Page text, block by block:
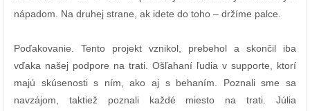
nápadom. Na druhej strane, ak idete do toho – držíme palce.
Poďakovanie. Tento projekt vznikol, prebehol a skončil iba
vďaka našej podpore na trati. Ošľahaní ľudia v supporte, ktorí
majú skúsenosti s ním, ako aj s behaním. Poznali sme sa
navzájom, taktiež poznali každé miesto na trati. Júlia